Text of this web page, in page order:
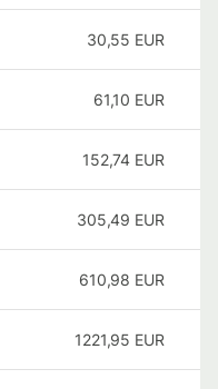
30,55 EUR
61,10 EUR
152,74 EUR
305,49 EUR
610,98 EUR
1221,95 EUR